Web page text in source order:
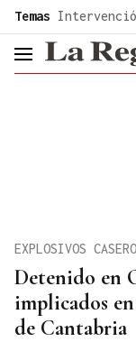
common.go-to-content
Temas
header.menu.open
Detenido en
implicados
de Cantabria
EXPLOSIVOS